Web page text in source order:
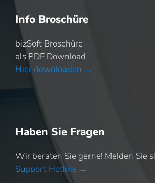
Info Broschüre
bizSoft Broschüre
als PDF Download
Hier downloaden →
Haben Sie Fragen
Wir beraten Sie gerne! Melden Sie
Support Hotline →